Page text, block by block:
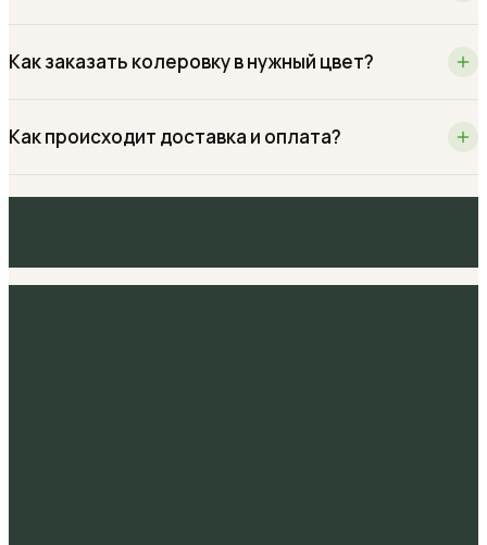
Как заказать колеровку в нужный цвет?
Как происходит доставка и оплата?